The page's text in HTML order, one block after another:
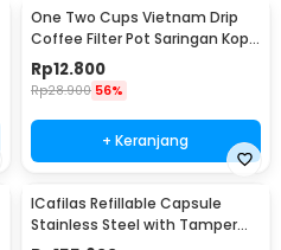
One Two Cups Vietnam Drip
Coffee Filter Pot Saringan Kopi
124ml 7Q - LC1
Rp12.800
Rp28.900 56%
+ Keranjang
ICafilas Refillable Capsule
Stainless Steel with Tamper
for Nespresso - F456